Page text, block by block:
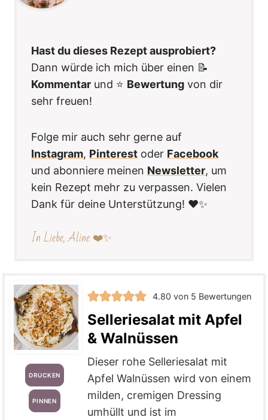
Hast du dieses Rezept ausprobiert?
Dann würde ich mich über einen 📝
Kommentar und ⭐️ Bewertung von dir
sehr freuen!
Folge mir auch sehr gerne auf
Instagram, Pinterest oder Facebook
und abonniere meinen Newsletter, um
kein Rezept mehr zu verpassen. Vielen
Dank für deine Unterstützung! ❤️✨
In Liebe, Aline ❤️✨
DRUCKEN
PINNEN
4.80 von 5 Bewertungen
Selleriesalat mit Apfel
& Walnüssen
Dieser rohe Selleriesalat mit
Apfel Walnüssen wird von einem
milden, cremigen Dressing
umhüllt und ist im